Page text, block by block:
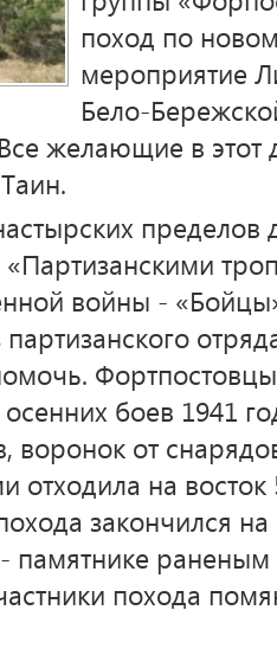
поход по
мероприятие
Бело-
желающие в этот
пределов
«Партизанскими
войны -
партизанского
боев 1941
воронок от
отходила на
закончился
памятнике
похода